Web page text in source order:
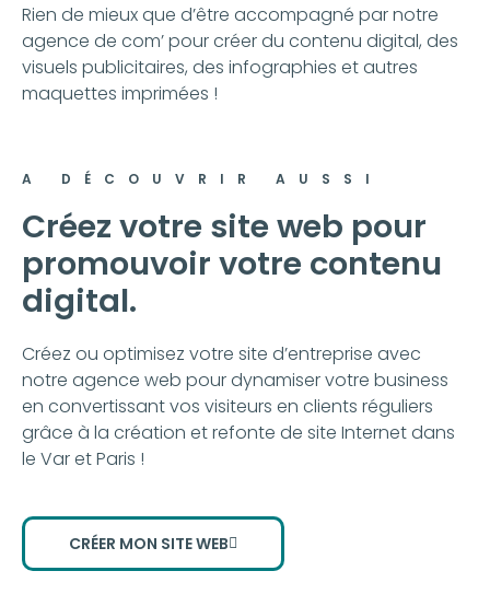
Rien de mieux que d’être accompagné par notre
agence de com’ pour créer du contenu digital, des
visuels publicitaires, des infographies et autres
maquettes imprimées !
A DÉCOUVRIR AUSSI
Créez votre site web pour
promouvoir votre contenu
digital.
Créez ou optimisez votre site d’entreprise avec
notre agence web pour dynamiser votre business
en convertissant vos visiteurs en clients réguliers
grâce à la création et refonte de site Internet dans
le Var et Paris !
CRÉER MON SITE WEB